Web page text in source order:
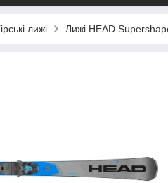
лижі Лижі HEAD